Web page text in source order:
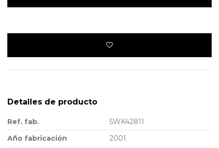
Detalles de producto
Ref. fab.
5WK42811
Año fabricación
2001